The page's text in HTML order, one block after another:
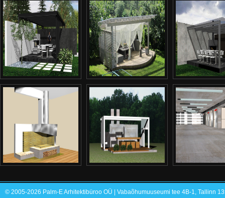
© 2005-2026 Palm-E Arhitektibüroo OÜ | Vabaõhumuuseumi tee 4B-1, Tallinn